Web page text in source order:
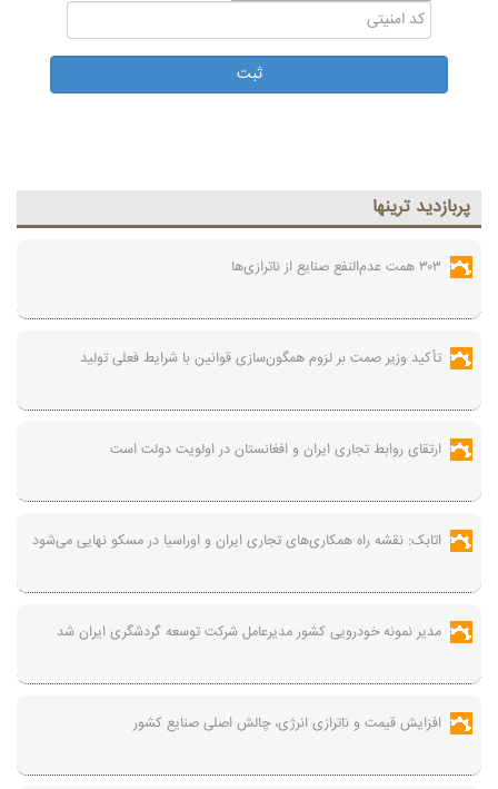
پربازديد ترينها
۳۰۳ همت عدم‌النفع صنایع از ناترازی‌ها
تأکید وزیر صمت بر لزوم همگون‌سازی قوانین با شرایط فعلی تولید
ارتقای روابط تجاری ایران و افغانستان در اولویت دولت است
اتابک: نقشه راه همکاری‌های تجاری ایران و اوراسیا در مسکو نهایی می‌شود
مدیر نمونه خودرویی کشور مدیرعامل شرکت توسعه گردشگری ایران شد
افزایش قیمت و ناترازی انرژی، چالش اصلی صنایع کشور